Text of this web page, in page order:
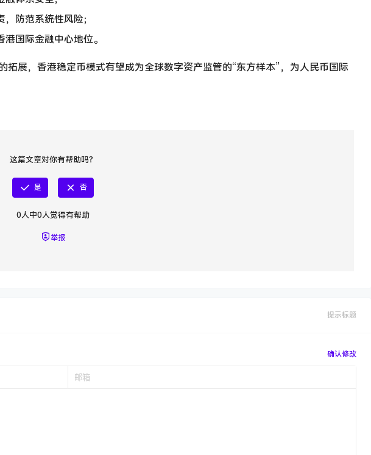
防范系统性风险；
国际金融中心地位。
展，香港稳定币模式有望成为全球数字资产监管的“东方样本”，为人民币国际
这篇文章对你有帮助吗？
是 否
0 人中0 人觉得有帮助
举报
提示标题
确认修改